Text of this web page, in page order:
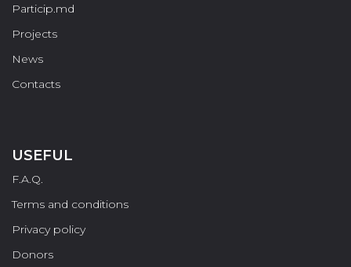
Particip.md
Projects
News
Contacts
USEFUL
F.A.Q.
Terms and conditions
Privacy policy
Donors